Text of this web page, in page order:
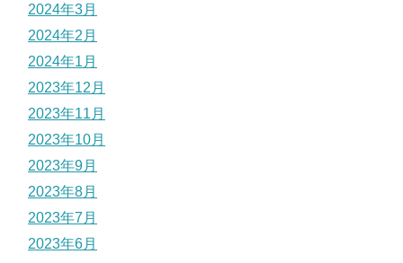
2024年3月
2024年2月
2024年1月
2023年12月
2023年11月
2023年10月
2023年9月
2023年8月
2023年7月
2023年6月